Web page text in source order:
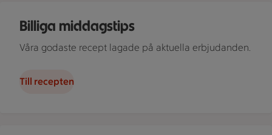
Billiga middagstips
Våra godaste recept lagade på aktuella erbjudanden.
Till recepten